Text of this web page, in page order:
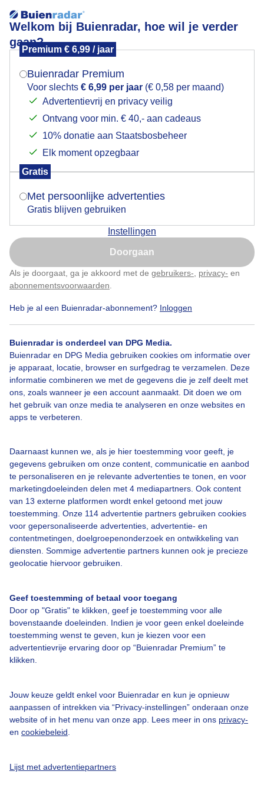
Welkom bij Buienradar, hoe wil je verder
gaan?
Premium € 6,99 / jaar
Buienradar Premium
Voor slechts € 6,99 per jaar (€ 0,58 per maand)
Advertentievrij en privacy veilig
Ontvang voor min. € 40,- aan cadeaus
10% donatie aan Staatsbosbeheer
Elk moment opzegbaar
Gratis
Met persoonlijke advertenties
Gratis blijven gebruiken
Instellingen
Doorgaan
Als je doorgaat, ga je akkoord met de gebruikers- privacy- en
abonnementsvoorwaarden
Heb je al een Buienradar-abonnement? Inloggen
Buienradar is onderdeel van DPG Media.
Buienradar en DPG Media gebruiken cookies om informatie over
je apparaat, locatie, browser en surfgedrag te verzamelen. Deze
informatie combineren we met de gegevens die je zelf deelt met
ons, zoals wanneer je een account aanmaakt. Dit doen we om
het gebruik van onze media te analyseren en onze websites en
apps te verbeteren.
Daarnaast kunnen we, als je hier toestemming voor geeft, je
gegevens gebruiken om onze content, communicatie en aanbod
te personaliseren en je relevante advertenties te tonen, en voor
marketingdoeleinden delen met 4 mediapartners. Ook content
van 13 externe platformen wordt enkel getoond met jouw
toestemming. Onze 114 advertentie partners gebruiken cookies
voor gepersonaliseerde advertenties, advertentie- en
contentmetingen, doelgroepenonderzoek en ontwikkeling van
diensten. Sommige advertentie partners kunnen ook je precieze
geolocatie hiervoor gebruiken.
Geef toestemming of betaal voor toegang
Door op "Gratis" te klikken, geef je toestemming voor alle
bovenstaande doeleinden. Indien je voor geen enkel doeleinde
toestemming wenst te geven, kun je kiezen voor een
advertentievrije ervaring door op “Buienradar Premium” te
klikken.
Jouw keuze geldt enkel voor Buienradar en kun je opnieuw
aanpassen of intrekken via “Privacy-instellingen” onderaan onze
website of in het menu van onze app. Lees meer in ons privacy-
en cookiebeleid
Lijst met advertentiepartners
Behoorlijke buien vandaag
dit hielden we niet droog.
Door: Wieja van der Kamp
Regen Wolken
Bekijk slideshow
Een moment geduld aub...
Over Buienradar
Veelgestelde vragen
Contact
Toegankelijkheid
Adverteren
Buienradar Team
Privacy beleid
Privacy instellingen
Mogen we je locatie gebruiken voor het
Indien je hier nog geen akkoord op hebt gegeven,
verschijnt er zo een pop-up uit je browser waarin
Is goed, toon de popup
Nu niet, misschien later
Klik hierom dit aan te passen